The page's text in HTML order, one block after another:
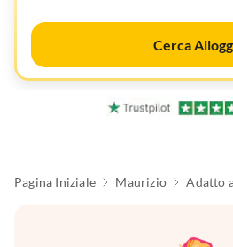
Cerca
Pagina Iniziale Maurizio Adatto